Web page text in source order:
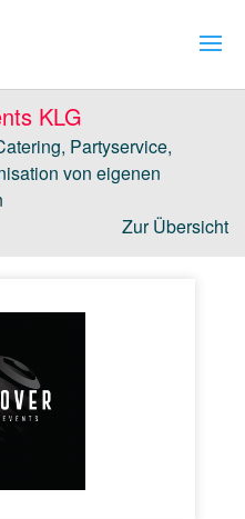
KLG
Partyservice,
von eigenen
Zur Übersicht